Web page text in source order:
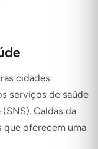
cidades
serviços de saúde
Caldas da
que oferecem uma